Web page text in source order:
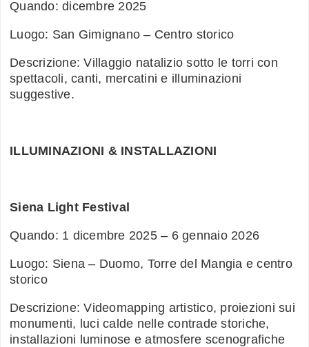
Quando: dicembre 2025
Luogo: San Gimignano – Centro storico
Descrizione: Villaggio natalizio sotto le torri con
spettacoli, canti, mercatini e illuminazioni
suggestive.
ILLUMINAZIONI & INSTALLAZIONI
Siena Light Festival
Quando: 1 dicembre 2025 – 6 gennaio 2026
Luogo: Siena – Duomo, Torre del Mangia e centro
storico
Descrizione: Videomapping artistico, proiezioni sui
monumenti, luci calde nelle contrade storiche,
installazioni luminose e atmosfere scenografiche